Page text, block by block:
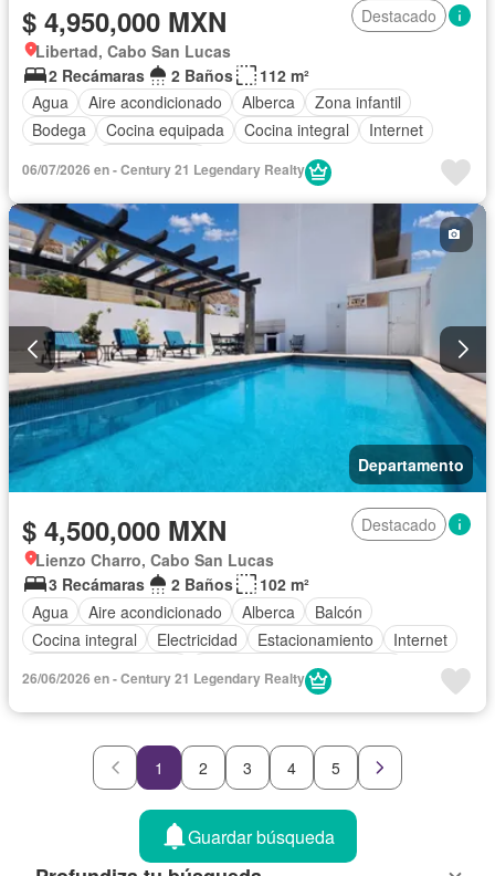
$ 4,950,000 MXN
Destacado
Libertad, Cabo San Lucas
2 Recámaras
2 Baños
112 m²
Agua
Aire acondicionado Alberca
Zona infantil
Bodega
Cocina equipada Cocina integral
Internet
06/07/2026 en - Century 21 Legendary Realty
Departamento
$ 4,500,000 MXN
Destacado
Lienzo Charro, Cabo San Lucas
3 Recámaras
2 Baños
102 m²
Agua
Aire acondicionado Alberca
Balcón
Cocina integral
Electricidad Estacionamiento
Internet
Completamente amueblado
26/06/2026 en - Century 21 Legendary Realty
1 2 3 4 5
Guardar búsqueda